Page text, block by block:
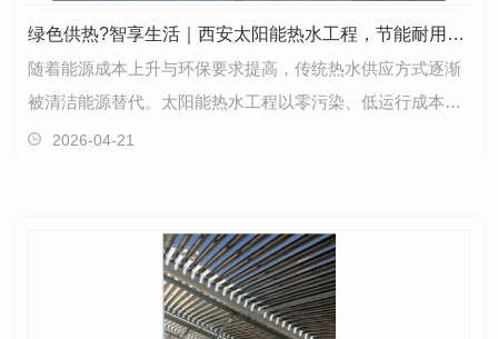
绿色供热?智享生活｜西安太阳能热水工程，节能耐用适配各类集中热水需求
随着能源成本上升与环保要求提高，传统热水供应方式逐渐
被清洁能源替代。太阳能热水工程以零污染、低运行成本、
长寿命、高稳定性成为集中供热水的主流选择。作为西…
2026-04-21